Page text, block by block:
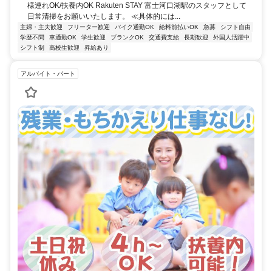
様連れOK/扶養内OK Rakuten STAY 富士河口湖駅のスタッフとして
日常清掃をお願いいたします。 ≪具体的には...
主婦・主夫歓迎 フリーター歓迎 バイク通勤OK 給料前払いOK 急募
シフト自由
学歴不問
車通勤OK 学生歓迎 ブランクOK 交通費支給 長期歓迎
外国人活躍中
シフト制
高校生歓迎 昇給あり
アルバイト・パート